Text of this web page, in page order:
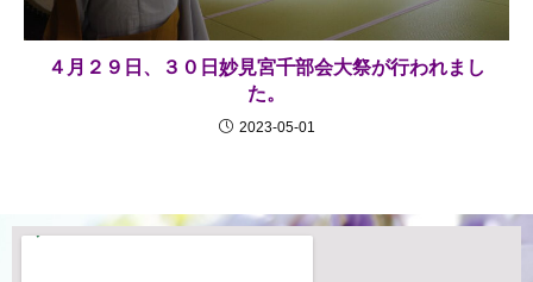
４月２９日、３０日妙見宮千部会大祭が行われまし
た。
2023-05-01